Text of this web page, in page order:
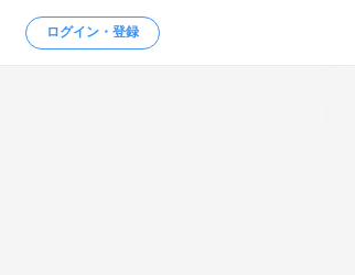
ログイン・登録